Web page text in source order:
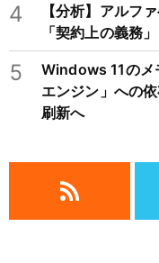
4
【分析】アルフ
「契約上の義務
5
Windows 11のメ
エンジン」への
刷新へ